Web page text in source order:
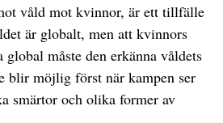
våld mot kvinnor, är ett tillfälle
är globalt, men att kvinnors
måste den erkänna våldets
blir möjlig först när kampen ser
smärtor och olika former av